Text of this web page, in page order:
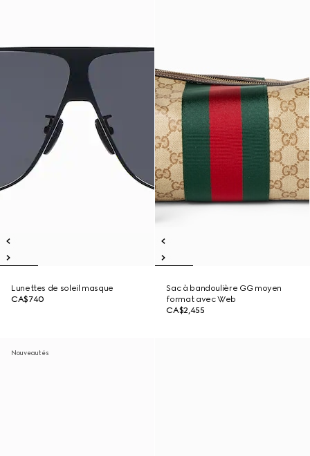
Lunettes de soleil masque
CA$740
Sac à bandoulière GG moyen
format avec Web
CA$2,455
Nouveautés